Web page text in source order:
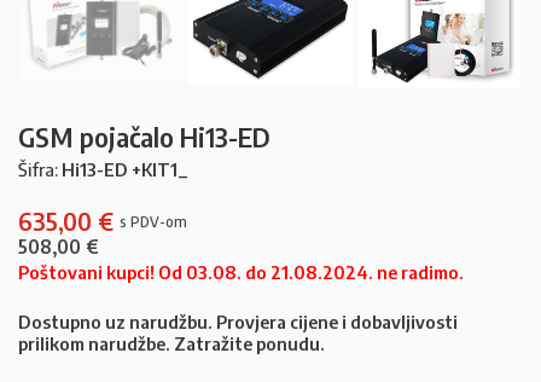
GSM pojačalo Hi13-ED
Šifra: Hi13-ED +KIT1_
635,00 €
508,00 €
Poštovani kupci! Od 03.08. do 21.08.2024. ne radimo.
Dostupno uz narudžbu. Provjera cijene i dobavljivosti
prilikom narudžbe. Zatražite ponudu.